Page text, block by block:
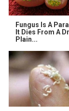
Fungus Is A
It Dies From A
Plain...